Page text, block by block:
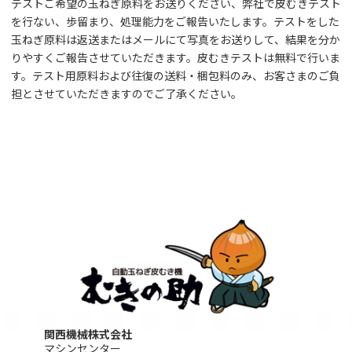
テストご希望の玉ねぎ原料をお送りください、弊社で皮むきテスト
を行ない、歩留まり、処理能力をご報告いたします。テストをした
玉ねぎ原料は返送またはメールにて写真をお送りして、結果を分か
りやすくご報告させていただきます。皮むきテストは無料で行いま
す。テスト用原料および往復の送料・梱包料のみ、お客さまのご負
担とさせていただきますのでご了承ください。
関西機械株式会社
マシンセンター